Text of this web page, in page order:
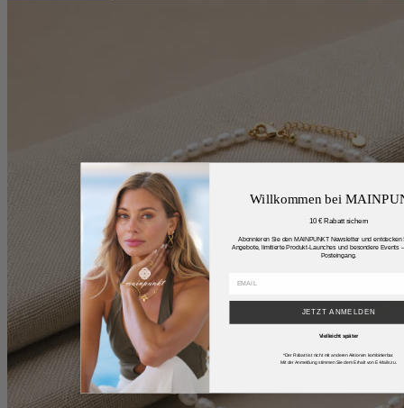
Willkommen bei
10 € Rabatt sichern
Abonnieren Sie den MAINPUNKT Newsletter und entdecken
Angebote, limitierte Produkt-Launches und besondere Events
Posteingang.
JETZT ANMELDEN
Vielleicht später
*Der Rabatt ist nicht mit anderen Aktionen kombinierbar.
Mit der Anmeldung stimmen Sie dem Erhalt von E-Mails zu.